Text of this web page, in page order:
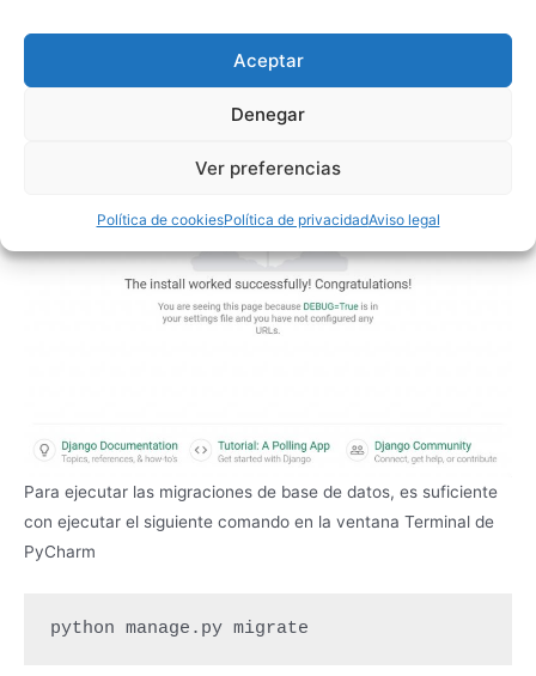
Aceptar
Denegar
Ver preferencias
Política de cookiesPolítica de privacidadAviso legal
Para ejecutar las migraciones de base de datos, es suficiente
con ejecutar el siguiente comando en la ventana Terminal de
PyCharm
python manage.py migrate